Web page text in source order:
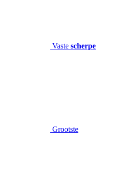
Vaste scherpe
Grootste